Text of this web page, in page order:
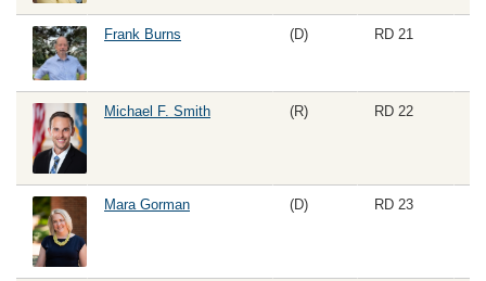
Frank Burns (D) RD 21
Michael F. Smith (R) RD 22
Mara Gorman (D) RD 23